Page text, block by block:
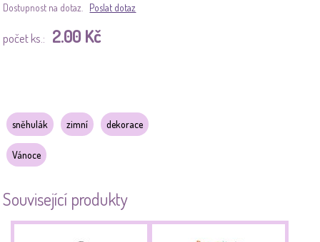
Dostupnost na dotaz. Poslat dotaz
počet ks.: 2.00 Kč
sněhulák zimní dekorace
Vánoce
Související produkty